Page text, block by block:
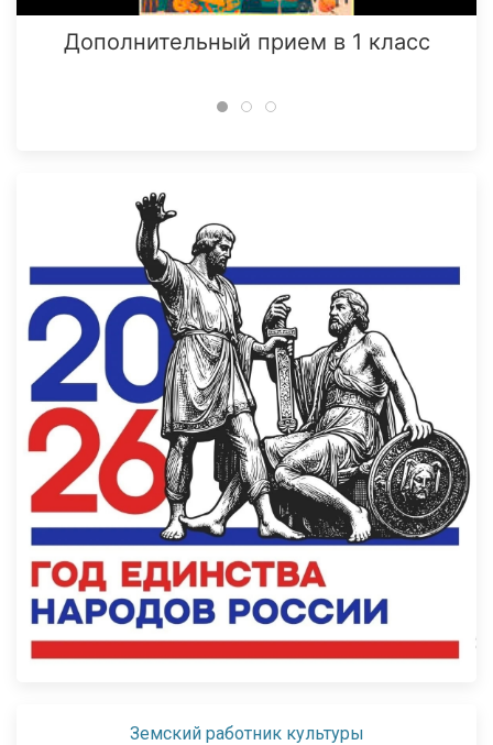
Дополнительный прием в 1 класс
Земский работник культуры